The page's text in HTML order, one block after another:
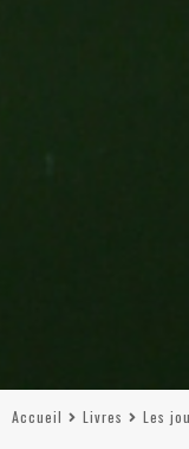
Accueil Livres
Les